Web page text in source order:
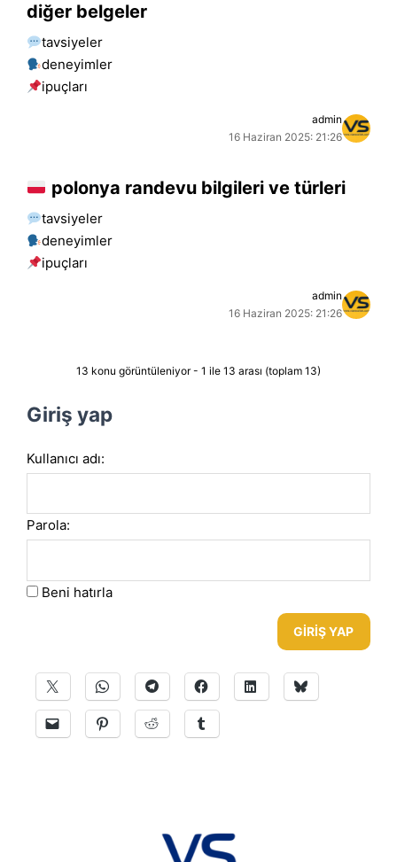
diğer belgeler
tavsiyeler
deneyimler
i̇puçları
admin
16 Haziran 2025: 21:26
polonya randevu bilgileri ve türleri
tavsiyeler
deneyimler
i̇puçları
admin
16 Haziran 2025: 21:26
13 konu görüntüleniyor - 1 ile 13 arası (toplam 13)
Giriş yap
Kullanıcı adı:
Parola:
Beni hatırla
GIRIŞ YAP